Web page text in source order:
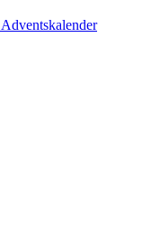
Adventskalender